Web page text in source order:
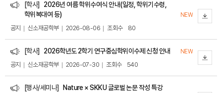
[학사]
2026년 여름 학위수여식 안내(일정, 학위기수령,
학위복대여 등)
NEW
공지 신소재공학부 2026-08-06 조회수 80
[학사] 2026학년도 2학기 연구중심학위이수제 신청 안내 NEW
공지 신소재공학부 2026-07-30 조회수 540
[행사/세미나]
Nature × SKKU 글로벌 논문 작성 특강